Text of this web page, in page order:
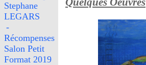
Stephane
LEGARS
-
Récompenses
Salon Petit
Format 2019